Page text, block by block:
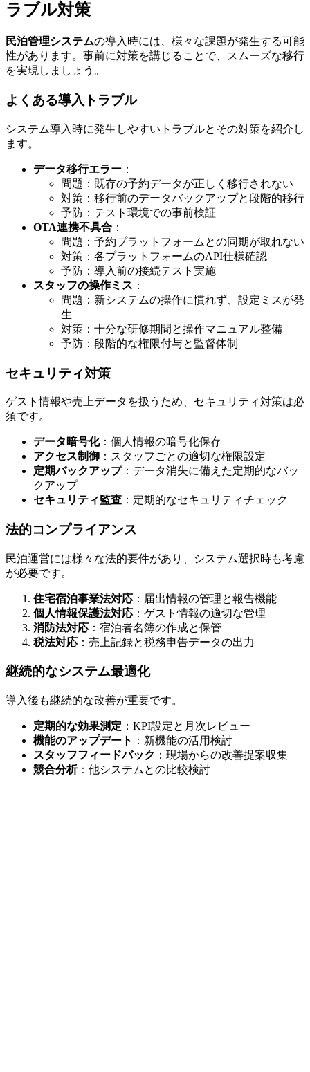
ラブル対策
民泊管理システムの導入時には、様々な課題が発生する可能
性があります。事前に対策を講じることで、スムーズな移行
を実現しましょう。
よくある導入トラブル
システム導入時に発生しやすいトラブルとその対策を紹介し
ます。
データ移行エラー ：
問題：既存の予約データが正しく移行されない
対策：移行前のデータバックアップと段階的移行
予防：テスト環境での事前検証
OTA連携不具合 ：
問題：予約プラットフォームとの同期が取れない
対策：各プラットフォームのAPI仕様確認
予防：導入前の接続テスト実施
スタッフの操作ミス ：
問題：新システムの操作に慣れず、設定ミスが発
生
対策：十分な研修期間と操作マニュアル整備
予防：段階的な権限付与と監督体制
セキュリティ対策
ゲスト情報や売上データを扱うため、セキュリティ対策は必
須です。
データ暗号化：個人情報の暗号化保存
アクセス制御 ：スタッフごとの適切な権限設定
定期バックアップ：データ消失に備えた定期的なバッ
クアップ
セキュリティ監査 ：定期的なセキュリティチェック
法的コンプライアンス
民泊運営には様々な法的要件があり、システム選択時も考慮
が必要です。
住宅宿泊事業法対応 ：届出情報の管理と報告機能
個人情報保護法対応 ：ゲスト情報の適切な管理
消防法対応 ：宿泊者名簿の作成と保管
税法対応 ：売上記録と税務申告データの出力
継続的なシステム最適化
導入後も継続的な改善が重要です。
定期的な効果測定 ：KPI設定と月次レビュー
機能のアップデート ：新機能の活用検討
スタッフフィードバック ：現場からの改善提案収集
競合分析：他システムとの比較検討